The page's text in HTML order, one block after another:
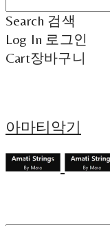
Search 검색
Log In 로그인
Cart장바구니
아마티악기